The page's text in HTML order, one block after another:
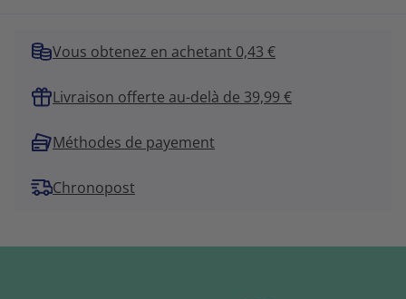
Vous obtenez en achetant 0,43 €
Livraison offerte au-delà de 39,99 €
Méthodes de payement
Chronopost